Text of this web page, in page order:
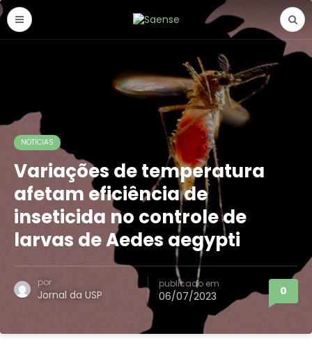
NOTÍCIAS
Variações de temperatura
afetam eficiência de
inseticida no controle de
larvas de Aedes aegypti
por
Jornal da USP
publicado em
06/07/2023 0